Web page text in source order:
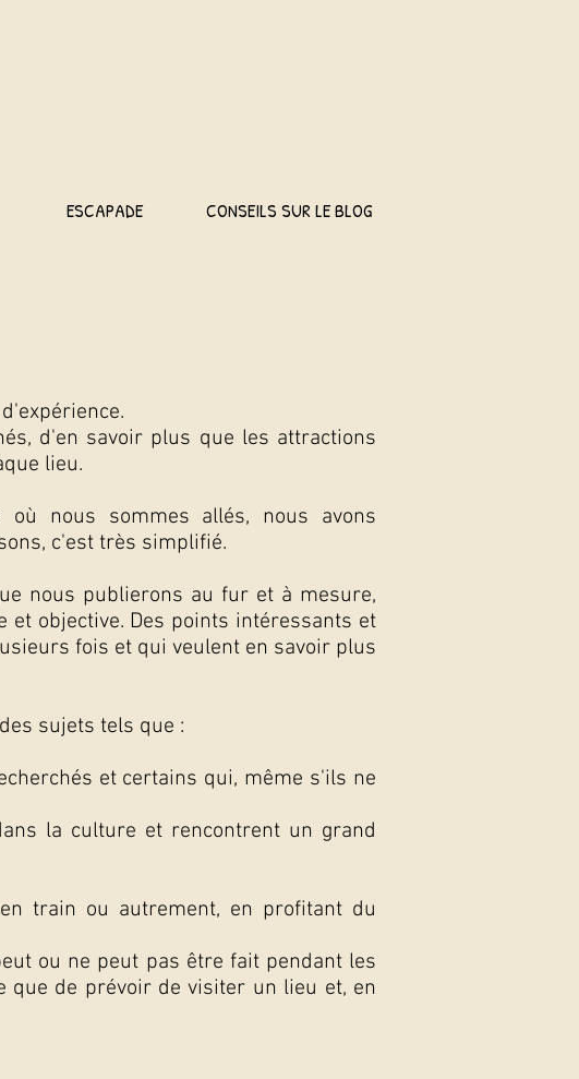
ESCAPADE CONSEILS SUR LE BLOG
d'en savoir plus que les attractions
lieu.
nous sommes allés, nous avons
c'est très simplifié.
nous publierons au fur et à mesure,
objective. Des points intéressants et
fois et qui veulent en savoir plus
sujets tels que :
et certains qui, même s'ils ne
la culture et rencontrent un grand
train ou autrement, en profitant du
ou ne peut pas être fait pendant les
que de prévoir de visiter un lieu et, en